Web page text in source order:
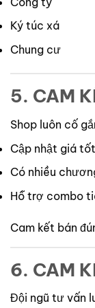
Ký túc xá
Chung cư
5. CAM
Shop luôn cố
Cập nhật giá
Có nhiều
Hỗ trợ combo
Cam kết bán
6. CAM
Đội ngũ tư vấn